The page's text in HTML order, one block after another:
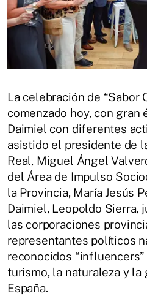
La celebración de “Sabor
comenzado hoy, con gran
Daimiel con diferentes
asistido el presidente de
Real, Miguel Ángel
del Área de Impulso
la Provincia, María Jesús
Daimiel, Leopoldo Sierra,
las corporaciones
representantes políticos
reconocidos
turismo, la naturaleza y la
España.